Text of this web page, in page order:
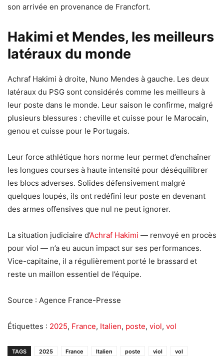
son arrivée en provenance de Francfort.
Hakimi et Mendes, les meilleurs
latéraux du monde
Achraf Hakimi à droite, Nuno Mendes à gauche. Les deux
latéraux du PSG sont considérés comme les meilleurs à
leur poste dans le monde. Leur saison le confirme, malgré
plusieurs blessures : cheville et cuisse pour le Marocain,
genou et cuisse pour le Portugais.
Leur force athlétique hors norme leur permet d’enchaîner
les longues courses à haute intensité pour déséquilibrer
les blocs adverses. Solides défensivement malgré
quelques loupés, ils ont redéfini leur poste en devenant
des armes offensives que nul ne peut ignorer.
La situation judiciaire d’Achraf Hakimi — renvoyé en procès
pour viol — n’a eu aucun impact sur ses performances.
Vice-capitaine, il a régulièrement porté le brassard et
reste un maillon essentiel de l’équipe.
Source : Agence France-Presse
Étiquettes : 2025, France, Italien, poste, viol, vol
TAGS 2025 France Italien poste viol vol